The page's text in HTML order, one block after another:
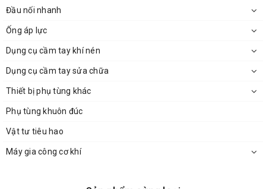
Đầu nối nhanh
Ống áp lực
Dụng cụ cầm tay khí nén
Dụng cụ cầm tay sửa chữa
Thiết bị phụ tùng khác
Phụ tùng khuôn đúc
Vật tư tiêu hao
Máy gia công cơ khí